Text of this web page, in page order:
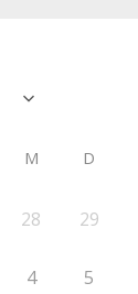
M D
28 29
4 5